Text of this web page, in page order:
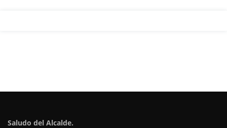
Saludo del Alcalde.